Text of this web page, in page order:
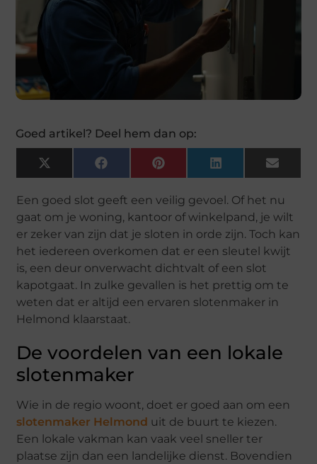
Goed artikel? Deel hem dan op:
X
(Twitter)
FacebookPinterest LinkedIn Email
Een goed slot geeft een veilig gevoel. Of het nu
gaat om je woning, kantoor of winkelpand, je wilt
er zeker van zijn dat je sloten in orde zijn. Toch kan
het iedereen overkomen dat er een sleutel kwijt
is, een deur onverwacht dichtvalt of een slot
kapotgaat. In zulke gevallen is het prettig om te
weten dat er altijd een ervaren slotenmaker in
Helmond klaarstaat.
De voordelen van een lokale
slotenmaker
Wie in de regio woont, doet er goed aan om een
slotenmaker Helmond uit de buurt te kiezen.
Een lokale vakman kan vaak veel sneller ter
plaatse zijn dan een landelijke dienst. Bovendien